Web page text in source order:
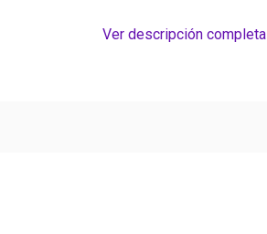
Ver descripción completa